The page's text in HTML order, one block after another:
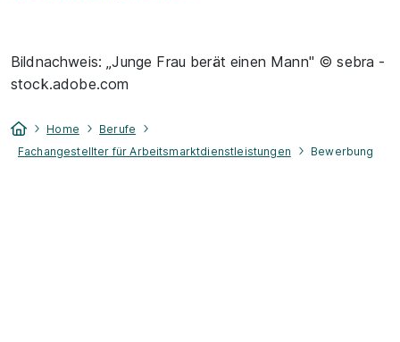
Bildnachweis: „Junge Frau berät einen Mann" © sebra -
stock.adobe.com
Home
Berufe
Fachangestellter für Arbeitsmarktdienstleistungen
Bewerbung